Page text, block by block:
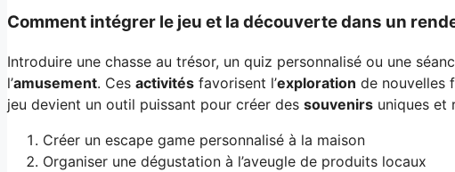
Comment intégrer le jeu et la découverte dans un
Introduire une chasse au trésor, un quiz personnalisé ou une
l’amusement. Ces activités favorisent l’exploration de nouvelles
jeu devient un outil puissant pour créer des souvenirs uniques et
Créer un escape game personnalisé à la maison
Organiser une dégustation à l’aveugle de produits locaux